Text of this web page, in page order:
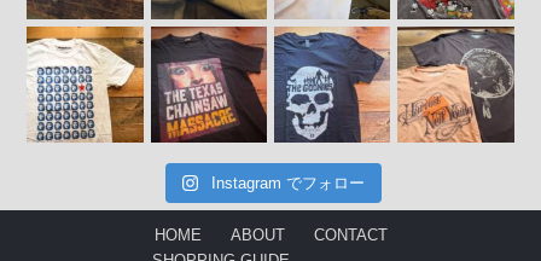
Instagram でフォロー
HOME ABOUT
CONTACT